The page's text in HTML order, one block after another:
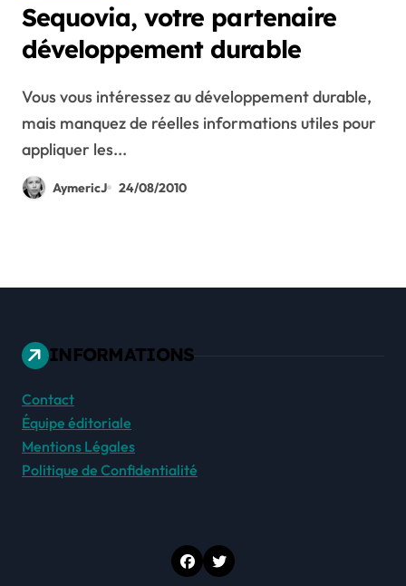
Sequovia, votre partenaire
développement durable
Vous vous intéressez au développement durable,
mais manquez de réelles informations utiles pour
appliquer les...
AymericJ 24/08/2010
INFORMATIONS
Contact
Équipe éditoriale
Mentions Légales
Politique de Confidentialité